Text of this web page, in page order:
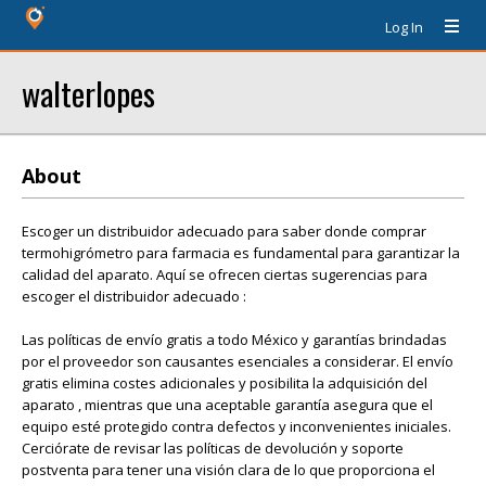
Log In
walterlopes
About
Escoger un distribuidor adecuado para saber donde comprar
termohigrómetro para farmacia es fundamental para garantizar la
calidad del aparato. Aquí se ofrecen ciertas sugerencias para
escoger el distribuidor adecuado :
Las políticas de envío gratis a todo México y garantías brindadas
por el proveedor son causantes esenciales a considerar. El envío
gratis elimina costes adicionales y posibilita la adquisición del
aparato , mientras que una aceptable garantía asegura que el
equipo esté protegido contra defectos y inconvenientes iniciales.
Cerciórate de revisar las políticas de devolución y soporte
postventa para tener una visión clara de lo que proporciona el